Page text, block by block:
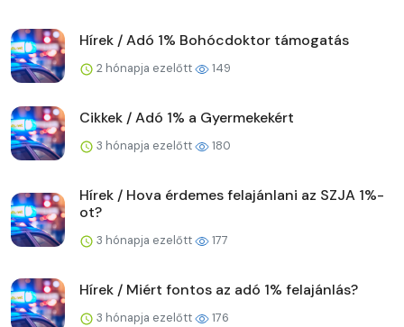
Hírek / Adó 1% Bohócdoktor támogatás
2 hónapja ezelőtt 149
Cikkek / Adó 1% a Gyermekekért
3 hónapja ezelőtt 180
Hírek / Hova érdemes felajánlani az SZJA 1%-
ot?
3 hónapja ezelőtt 177
Hírek / Miért fontos az adó 1% felajánlás?
3 hónapja ezelőtt 176